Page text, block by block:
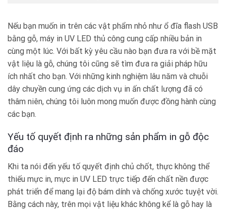
Nếu bạn muốn in trên các vật phẩm nhỏ như ổ đĩa flash USB
bằng gỗ, máy in UV LED thủ công cung cấp nhiều bản in
cùng một lúc. Với bất kỳ yêu cầu nào bạn đưa ra với bề mặt
vật liệu là gỗ, chúng tôi cũng sẽ tìm đưa ra giải pháp hữu
ích nhất cho bạn. Với những kinh nghiệm lâu năm và chuỗi
dây chuyền cung ứng các dịch vụ in ấn chất lượng đã có
thâm niên, chúng tôi luôn mong muốn được đồng hành cùng
các bạn.
Yếu tố quyết định ra những sản phẩm in gỗ độc
đáo
Khi ta nói đến yếu tố quyết định chủ chốt, thực không thể
thiếu mực in, mực in UV LED trực tiếp đến chất nền được
phát triển để mang lại độ bám dính và chống xước tuyệt vời.
Bằng cách này, trên mọi vật liệu khác không kể là gỗ hay là